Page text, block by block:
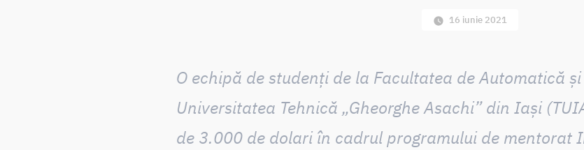
16 iunie 2021
O echipă de studenți de la Facultatea de Automatică
Universitatea Tehnică „Gheorghe Asachi” din Iași
de 3.000 de dolari în cadrul programului de mentorat